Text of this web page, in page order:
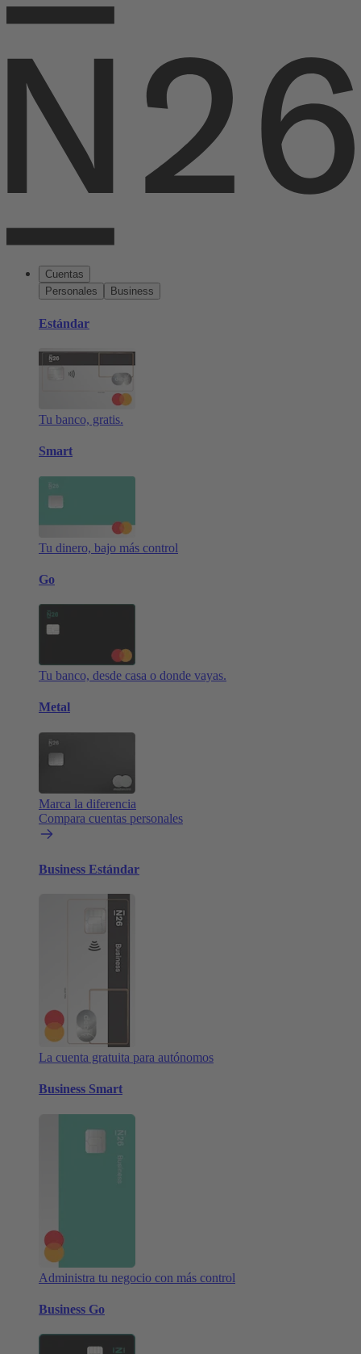
Cuentas
Personales
Business
Estándar
Tu banco, gratis.
Smart
Tu dinero, bajo más control
Go
Tu banco, desde casa o donde vayas.
Metal
Marca la diferencia
Compara cuentas personales
Business Estándar
La cuenta gratuita para autónomos
Business Smart
Administra tu negocio con más control
Business Go